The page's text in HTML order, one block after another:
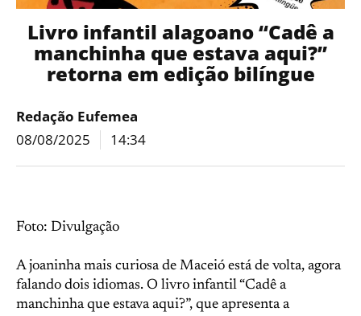
Livro infantil alagoano “Cadê a
manchinha que estava aqui?”
retorna em edição bilíngue
Redação Eufemea
08/08/2025
14:34
Foto: Divulgação
A joaninha mais curiosa de Maceió está de volta, agora
falando dois idiomas. O livro infantil “Cadê a
manchinha que estava aqui?”, que apresenta a